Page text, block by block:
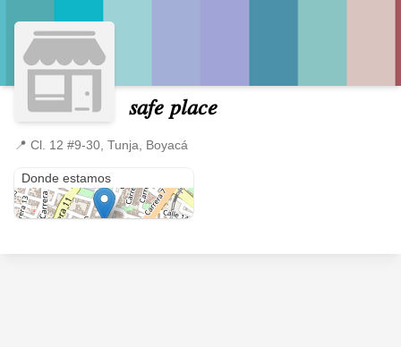
𝑠𝑎𝑓𝑒 𝑝𝑙𝑎𝑐𝑒
📍 Cl. 12 #9-30, Tunja, Boyacá
Donde estamos